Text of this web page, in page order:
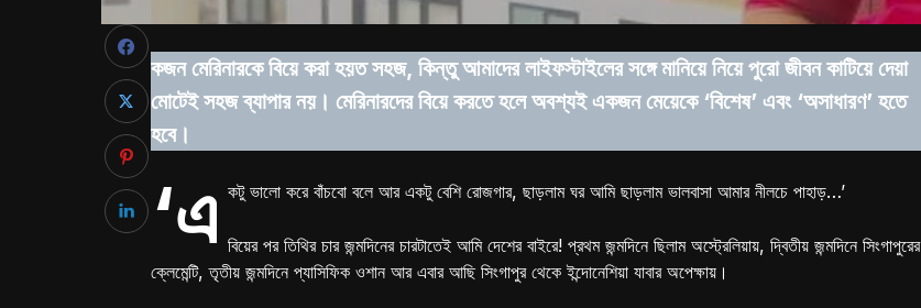
কজন মেরিনারকে বিয়ে করা হয়ত সহজ, কিন্তু আমাদের লাইফস্টাইলের সঙ্গে মানিয়ে নিয়ে পুরো জীবন কাটিয়ে দেয়া
মোটেই সহজ ব্যাপার নয়। মেরিনারদের বিয়ে করতে হলে অবশ্যই একজন মেয়েকে ‘বিশেষ’ এবং ‘অসাধারণ’ হতে
হবে।
‘এ কটু ভালো করে বাঁচবো বলে আর একটু বেশি রোজগার, ছাড়লাম ঘর আমি ছাড়লাম ভালবাসা আমার নীলচে পাহাড়…’
বিয়ের পর তিথির চার জন্মদিনের চারটাতেই আমি দেশের বাইরে! প্রথম জন্মদিনে ছিলাম অস্ট্রেলিয়ায়, দ্বিতীয় জন্মদিনে সিংগাপুরের
ক্লেমেন্টি, তৃতীয় জন্মদিনে প্যাসিফিক ওশান আর এবার আছি সিংগাপুর থেকে ইন্দোনেশিয়া যাবার অপেক্ষায়।